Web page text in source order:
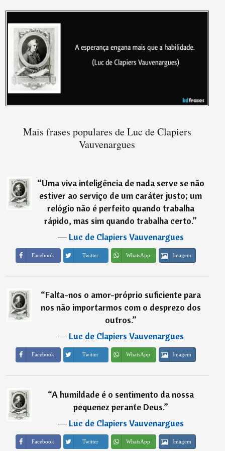
Mais frases populares de Luc de Clapiers
Vauvenargues
“Uma viva inteligência de nada serve se não
estiver ao serviço de um caráter justo; um
relógio não é perfeito quando trabalha
rápido, mas sim quando trabalha certo.”
―Luc de Clapiers Vauvenargues
Facebook Twitter WhatsApp Imagem
“Falta-nos o amor-próprio suficiente para
nos não importarmos com o desprezo dos
outros.”
―Luc de Clapiers Vauvenargues
Facebook Twitter WhatsApp Imagem
“A humildade é o sentimento da nossa
pequenez perante Deus.”
―Luc de Clapiers Vauvenargues
Facebook Twitter WhatsApp Imagem